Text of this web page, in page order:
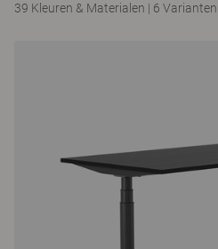
39 Kleuren & Materialen | 6 Varianten